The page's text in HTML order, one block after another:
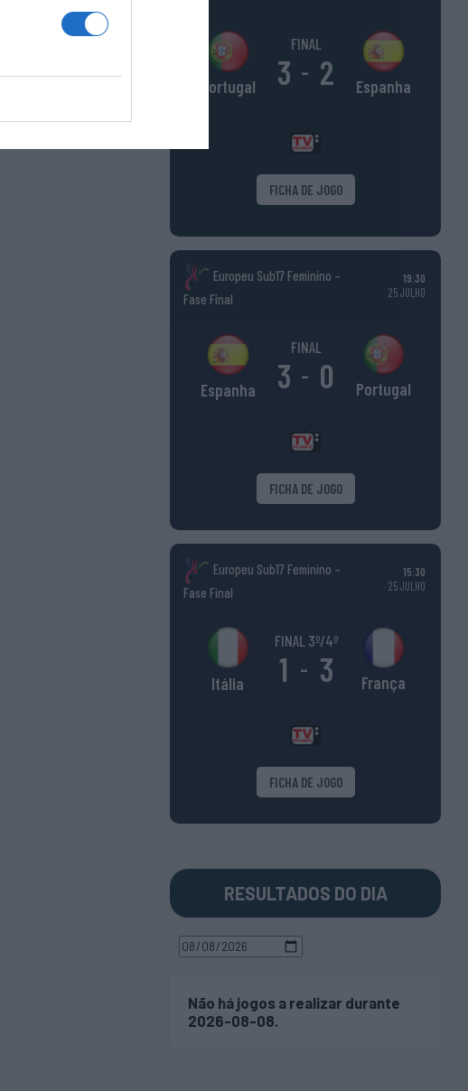
Portugal
FINAL
3 - 2 Espanha
FICHA DE JOGO
Europeu Sub17 Feminino –
Fase Final
19:30
25 JULHO
Espanha
FINAL
3 - 0 Portugal
FICHA DE JOGO
Europeu Sub17 Feminino –
Fase Final
15:30
25 JULHO
Itália
FINAL 3º/4º
1 - 3 França
FICHA DE JOGO
RESULTADOS DO DIA
Não há jogos a realizar durante
2026-08-08.